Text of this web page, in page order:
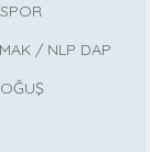
/ NLP DAP